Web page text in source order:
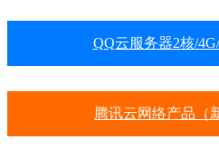
QQ云服务器2核/
腾讯云网络产品（